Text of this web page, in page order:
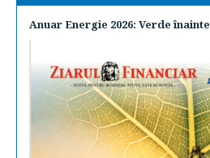
Anuar Energie 2026: Verde înainte